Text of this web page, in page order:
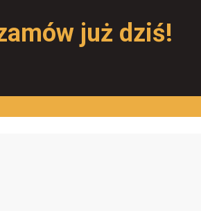
już dziś!